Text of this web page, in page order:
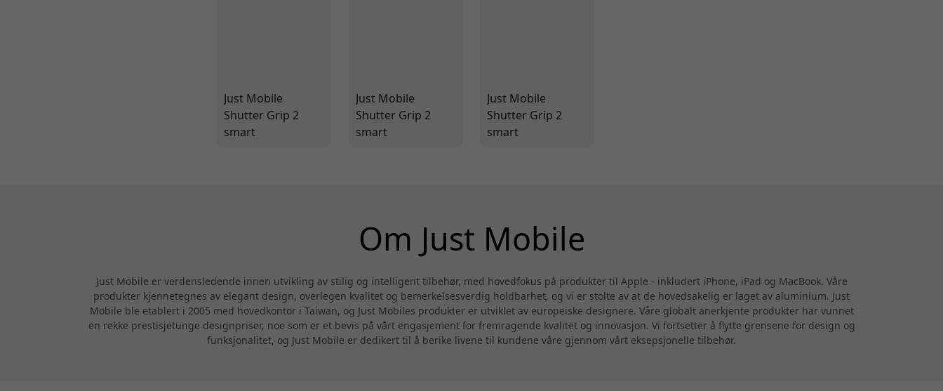
Just Mobile
Shutter Grip 2
smart
Just Mobile
Shutter Grip 2
smart
Just Mobile
Shutter Grip 2
smart
Om Just Mobile
Just Mobile er verdensledende innen utvikling av stilig og intelligent tilbehør, med hovedfokus på produkter til Apple - inkludert iPhone, iPad og MacBook. Våre
produkter kjennetegnes av elegant design, overlegen kvalitet og bemerkelsesverdig holdbarhet, og vi er stolte av at de hovedsakelig er laget av aluminium. Just
Mobile ble etablert i 2005 med hovedkontor i Taiwan, og Just Mobiles produkter er utviklet av europeiske designere. Våre globalt anerkjente produkter har vunnet
en rekke prestisjetunge designpriser, noe som er et bevis på vårt engasjement for fremragende kvalitet og innovasjon. Vi fortsetter å flytte grensene for design og
funksjonalitet, og Just Mobile er dedikert til å berike livene til kundene våre gjennom vårt eksepsjonelle tilbehør.